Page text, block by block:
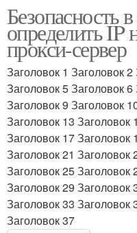
Безопасность
определить IP
прокси-сервер
Заголовок 1 Заголовок
Заголовок 5 Заголовок
Заголовок 9 Заголовок
Заголовок 13 Заголовок
Заголовок 17 Заголовок
Заголовок 21 Заголовок
Заголовок 25 Заголовок
Заголовок 29 Заголовок
Заголовок 33 Заголовок
Заголовок 37